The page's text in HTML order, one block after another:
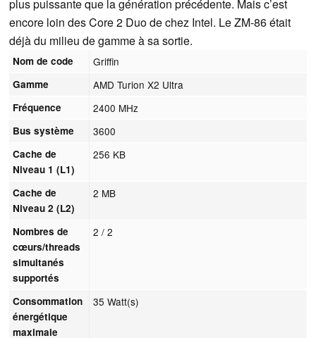
plus puissante que la génération précédente. Mais c’est
encore loin des Core 2 Duo de chez Intel. Le ZM-86 était
déjà du milieu de gamme à sa sortie.
Nom de code Griffin
Gamme AMD Turion X2 Ultra
Fréquence 2400 MHz
Bus système 3600
Cache de
Niveau 1 (L1)
256 KB
Cache de
Niveau 2 (L2)
2 MB
Nombres de
cœurs/threads
simultanés
supportés
2 / 2
Consommation
énergétique
maximale
35 Watt(s)